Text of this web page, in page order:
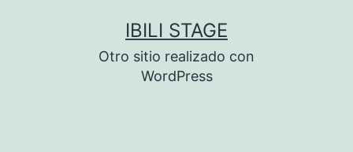
IBILI STAGE
Otro sitio realizado con
WordPress